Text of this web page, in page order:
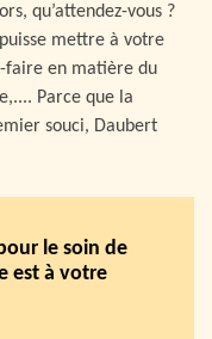
qu’attendez-vous ?
mettre à votre
faire en matière du
Parce que la
souci, Daubert
le soin de
est à votre